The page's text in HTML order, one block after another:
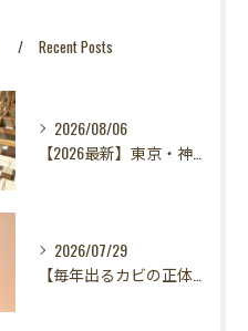
Recent Posts
2026/08/06
2026/07/29